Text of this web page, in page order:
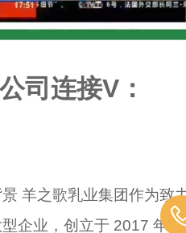
司连接V：
羊之歌乳业集团作为致
企业，创立于 2017 年 8